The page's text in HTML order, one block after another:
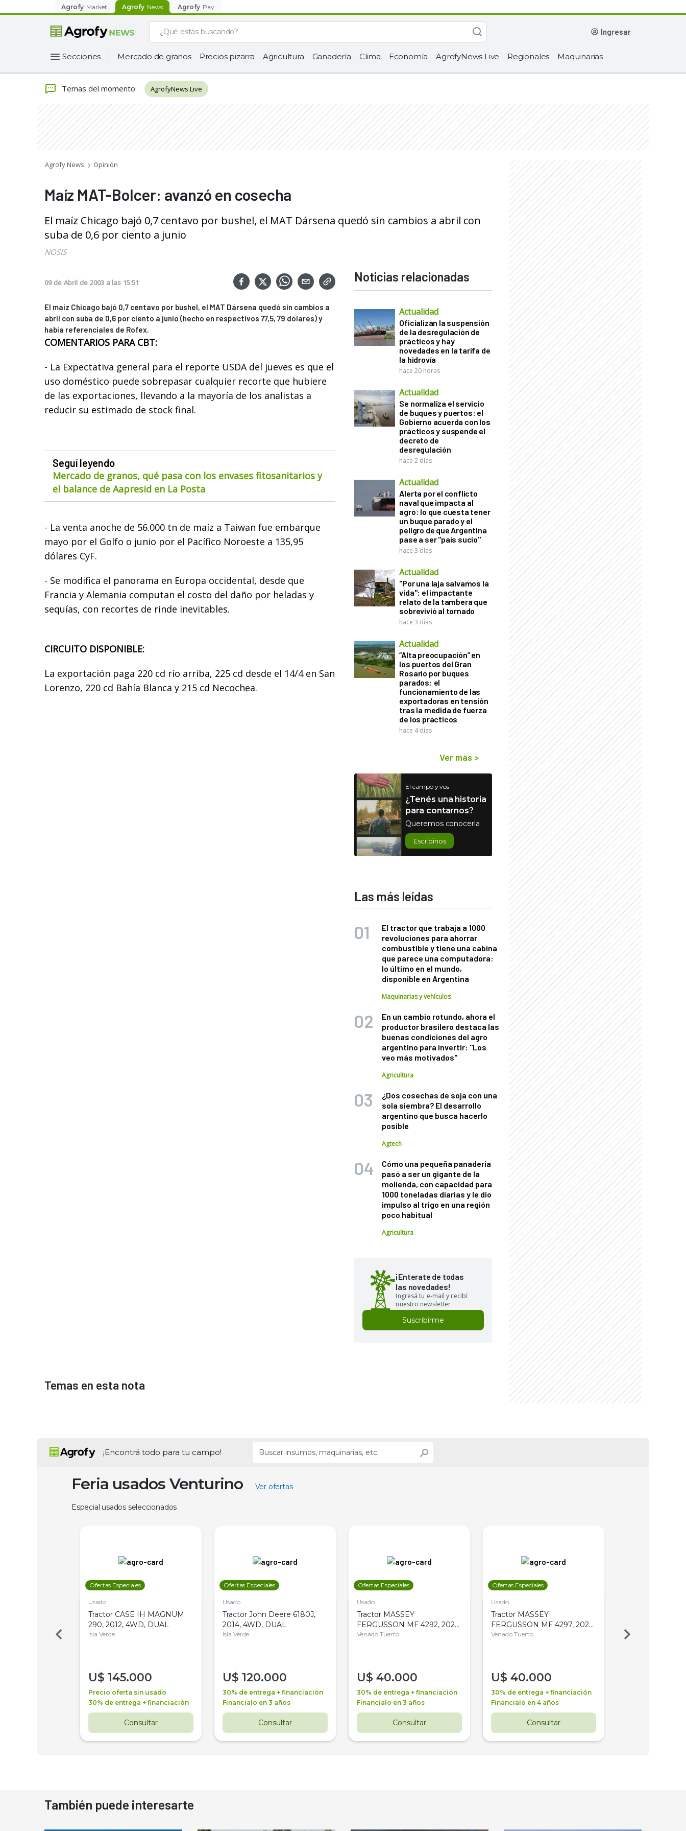
Agrofy Market Agrofy News Agrofy Pay
ingresar
Secciones Mercado de granos Precios pizarra Agricultura Ganadería Clima Economía AgrofyNews Live Regionales Maquinarias
Temas del momento: AgrofyNews Live
Agrofy News Opinión
Maíz MAT-Bolcer: avanzó en cosecha
El maíz Chicago bajó 0,7 centavo por bushel, el MAT Dársena quedó sin cambios a abril con
suba de 0,6 por ciento a junio
NOSIS
09 de Abril de 2003 a las 15:51
El maíz Chicago bajó 0,7 centavo por bushel, el MAT Dársena quedó sin cambios a
abril con suba de 0,6 por ciento a junio (hecho en respectivos 77,5, 79 dólares) y
había referenciales de Rofex.
COMENTARIOS PARA CBT:
- La Expectativa general para el reporte USDA del jueves es que el
uso doméstico puede sobrepasar cualquier recorte que hubiere
de las exportaciones, llevando a la mayoría de los analistas a
reducir su estimado de stock final.
Seguí leyendo
Mercado de granos, qué pasa con los envases fitosanitarios y
el balance de Aapresid en La Posta
- La venta anoche de 56.000 tn de maíz a Taiwan fue embarque
mayo por el Golfo o junio por el Pacífico Noroeste a 135,95
dólares CyF.
- Se modifica el panorama en Europa occidental, desde que
Francia y Alemania computan el costo del daño por heladas y
sequías, con recortes de rinde inevitables.
CIRCUITO DISPONIBLE:
La exportación paga 220 cd río arriba, 225 cd desde el 14/4 en San
Lorenzo, 220 cd Bahía Blanca y 215 cd Necochea.
Noticias relacionadas
Actualidad
Oficializan la suspensión
de la desregulación de
prácticos y hay
novedades en la tarifa de
la hidrovía
hace 20 horas
Actualidad
Se normaliza el servicio
de buques y puertos: el
Gobierno acuerda con los
prácticos y suspende el
decreto de
desregulación
hace 2 días
Actualidad
Alerta por el conflicto
naval que impacta al
agro: lo que cuesta tener
un buque parado y el
peligro de que Argentina
pase a ser "país sucio"
hace 3 días
Actualidad
"Por una laja salvamos la
vida": el impactante
relato de la tambera que
sobrevivió al tornado
hace 3 días
Actualidad
“Alta preocupación” en
los puertos del Gran
Rosario por buques
parados: el
funcionamiento de las
exportadoras en tensión
tras la medida de fuerza
de los prácticos
hace 4 días
Ver más >
El campo y vos
¿Tenés una historia
para contarnos?
Queremos conocerla
Escribinos
Las más leídas
El tractor que trabaja a 1000
revoluciones para ahorrar
combustible y tiene una cabina
que parece una computadora:
lo último en el mundo,
disponible en Argentina
Maquinarias y vehículos
En un cambio rotundo, ahora el
productor brasilero destaca las
buenas condiciones del agro
argentino para invertir: "Los
veo más motivados"
Agricultura
¿Dos cosechas de soja con una
sola siembra? El desarrollo
argentino que busca hacerlo
posible
Agtech
Cómo una pequeña panadería
pasó a ser un gigante de la
molienda, con capacidad para
1000 toneladas diarias y le dio
impulso al trigo en una región
poco habitual
Agricultura
¡Enterate de todas
las novedades!
Ingresá tu e-mail y recibí
nuestro newsletter
Suscribirme
Temas en esta nota
¡Encontrá todo para tu campo!
Feria usados Venturino Ver ofertas
Especial usados seleccionados
Ofertas Especiales
Usado
Tractor CASE IH MAGNUM
290, 2012, 4WD, DUAL
Isla Verde
U$ 145.000
Precio oferta sin usado
30% de entrega + financiación
Consultar
Ofertas Especiales
Usado
Tractor John Deere 6180J,
2014, 4WD, DUAL
Isla Verde
U$ 120.000
30% de entrega + financiación
Financialo en 3 años
Consultar
Ofertas Especiales
Usado
Tractor MASSEY
FERGUSSON MF 4292, 2020,
4WD, PATON
Venado Tuerto
U$ 40.000
30% de entrega + financiación
Financialo en 3 años
Consultar
Ofertas Especiales
Usado
Tractor MASSEY
FERGUSSON MF 4297, 2020,
4WD, PATON
Venado Tuerto
U$ 40.000
30% de entrega + financiación
Financialo en 4 años
Consultar
Venado Tuerto
También puede interesarte